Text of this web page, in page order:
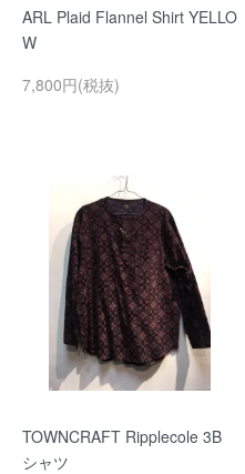
ARL Plaid Flannel Shirt YELLO
W
7,800円(税抜)
TOWNCRAFT Ripplecole 3B
シャツ